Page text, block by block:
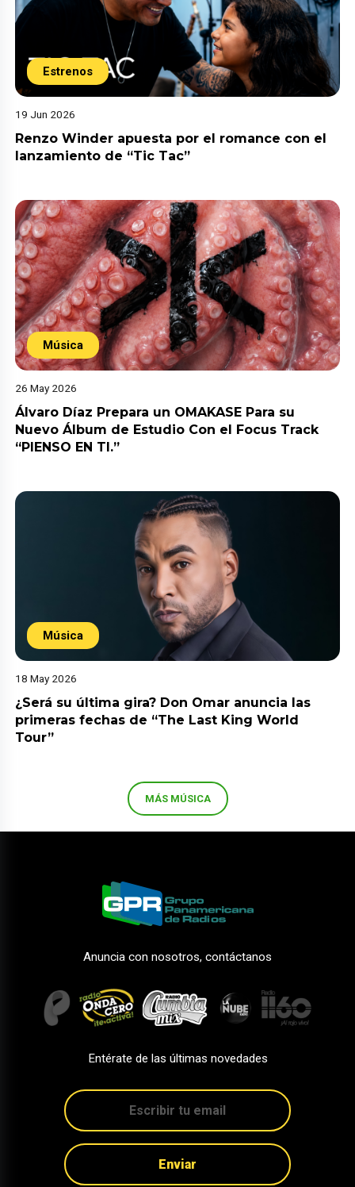
Estrenos
19 Jun 2026
Renzo Winder apuesta por el romance con el
lanzamiento de “Tic Tac”
Música
26 May 2026
Álvaro Díaz Prepara un OMAKASE Para su
Nuevo Álbum de Estudio Con el Focus Track
“PIENSO EN TI.”
Música
18 May 2026
¿Será su última gira? Don Omar anuncia las
primeras fechas de “The Last King World
Tour”
MÁS MÚSICA
Anuncia con nosotros, contáctanos
Entérate de las últimas novedades
Enviar